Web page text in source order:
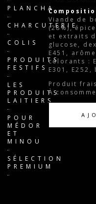
Viande de
(28%),
et extraits
glucose,
E451,
colorants :
E301,
Produit
À
PLANCHA
CHARCUTERIE
COLIS
PRODUITS
FESTIFS
LES
PRODUITS
LAITIERS
POUR
MÉDOR
ET
MINOU
SÉLECTION
PREMIUM